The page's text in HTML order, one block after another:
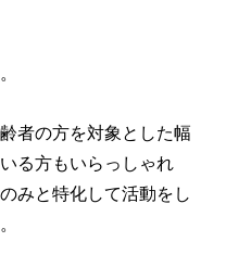
者の方を対象とした幅
る方もいらっしゃれ
みと特化して活動をし